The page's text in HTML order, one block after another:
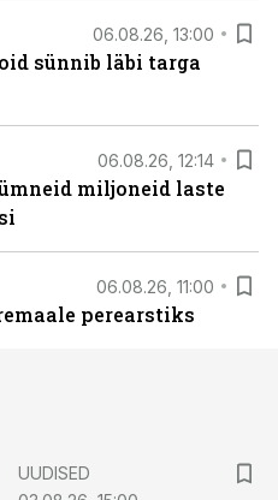
06.08.26, 13:00
sünnib läbi targa
06.08.26, 12:14
miljoneid laste
06.08.26, 11:00
perearstiks
UUDISED